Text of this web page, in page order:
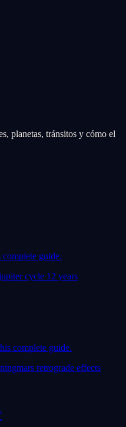
planetas, tránsitos y cómo el
guide.
cycle 12 years
complete guide.
mars retrograde effects